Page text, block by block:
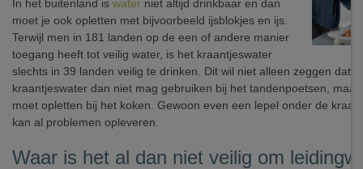
In het buitenland is water niet altijd drinkbaar en dan
moet je ook opletten met bijvoorbeeld ijsblokjes en ijs.
Terwijl men in 181 landen op de een of andere manier
toegang heeft tot veilig water, is het kraantjeswater
slechts in 39 landen veilig te drinken. Dit wil niet alleen zeggen dat
kraantjeswater dan niet mag gebruiken bij het tandenpoetsen, maar
moet opletten bij het koken. Gewoon even een lepel onder de
kan al problemen opleveren.
Waar is het al dan niet veilig om